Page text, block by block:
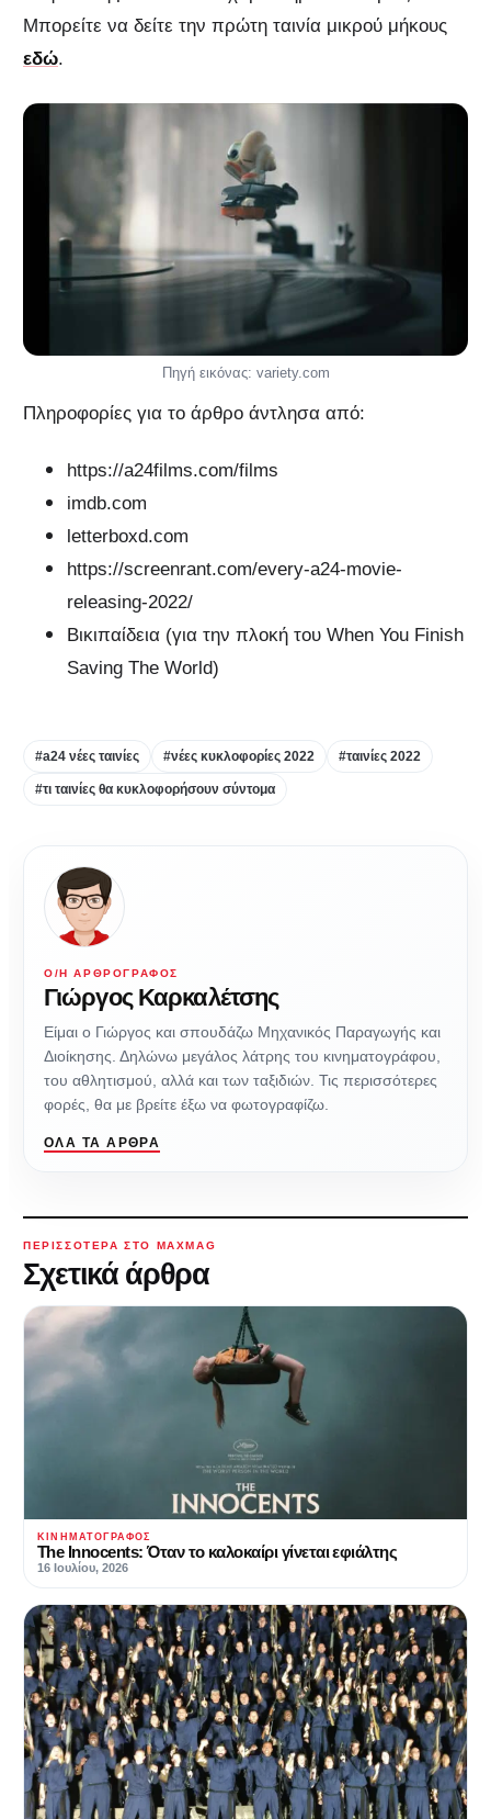
Μπορείτε να δείτε την πρώτη ταινία μικρού μήκους
εδώ.
Πηγή εικόνας: variety.com
Πληροφορίες για το άρθρο άντλησα από:
https://a24films.com/films
imdb.com
letterboxd.com
https://screenrant.com/every-a24-movie-
releasing-2022/
Βικιπαίδεια (για την πλοκή του When You Finish
Saving The World)
#a24 νέες ταινίες #νέες κυκλοφορίες 2022 #ταινίες 2022
#τι ταινίες θα κυκλοφορήσουν σύντομα
Ο/Η ΑΡΘΡΟΓΡΆΦΟΣ
Γιώργος Καρκαλέτσης
Είμαι ο Γιώργος και σπουδάζω Μηχανικός Παραγωγής και
Διοίκησης. Δηλώνω μεγάλος λάτρης του κινηματογράφου,
του αθλητισμού, αλλά και των ταξιδιών. Τις περισσότερες
φορές, θα με βρείτε έξω να φωτογραφίζω.
ΌΛΑ ΤΑ ΆΡΘΡΑ
ΠΕΡΙΣΣΌΤΕΡΑ ΣΤΟ MAXMAG
Σχετικά άρθρα
ΚΙΝΗΜΑΤΟΓΡΆΦΟΣ
The Innocents: Όταν το καλοκαίρι γίνεται εφιάλτης
16 Ιουλίου, 2026